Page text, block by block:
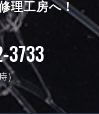
理工房へ！
3733
）